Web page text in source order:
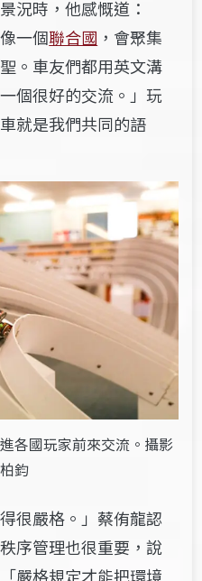
況時，他感慨道：
一個聯合國 ，會聚集
。車友們都用英文溝
個很好的交流。」玩
就是我們共同的語
各國玩家前來交流。攝影
鈞
很嚴格。」蔡侑龍認
序管理也很重要，說
嚴格規定才能把環境